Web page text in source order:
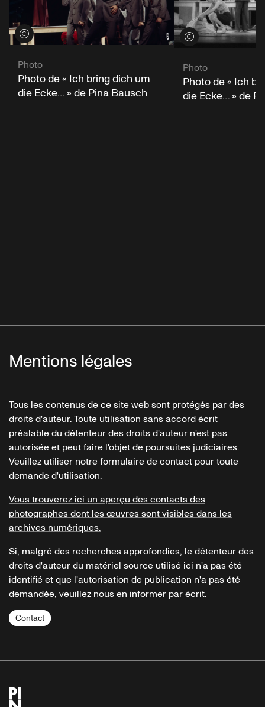
Voir les crédits
Photo
Photo de « Ich bring dich um
die Ecke… » de Pina Bausch
Voir les crédits
Photo
Photo de « Ich
die Ecke… » de
Mentions légales
Tous les contenus de ce site web sont protégés par des
droits d'auteur. Toute utilisation sans accord écrit
préalable du détenteur des droits d'auteur n'est pas
autorisée et peut faire l'objet de poursuites judiciaires.
Veuillez utiliser notre formulaire de contact pour toute
demande d'utilisation.
Vous trouverez ici un aperçu des contacts des
photographes dont les œuvres sont visibles dans les
archives numériques.
Si, malgré des recherches approfondies, le détenteur des
droits d'auteur du matériel source utilisé ici n'a pas été
identifié et que l'autorisation de publication n'a pas été
demandée, veuillez nous en informer par écrit.
Contact